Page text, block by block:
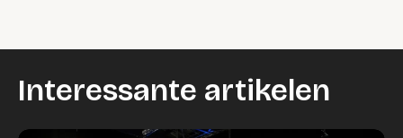
Interessante artikelen